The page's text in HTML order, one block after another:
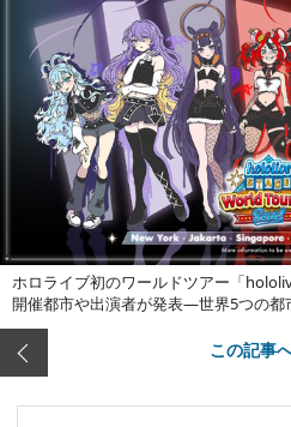
ホロライブ初のワールドツアー「
開催都市や出演者が発表―世界5つの都
この記事